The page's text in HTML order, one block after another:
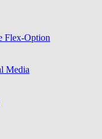
Flex-Option
Media